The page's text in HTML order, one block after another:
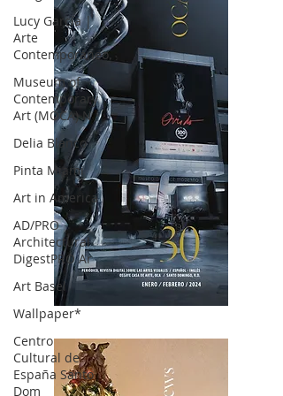
Lucy García |
Arte
Contemporáneo.
Museum of
Contemporary
Art (MOCA) N
Delia Blanco
Pinta Miami
Art in America
AD/PRO
Architectural
DigestPRO Ar
Art Basel
Wallpaper*
Centro
Cultural de
España Santo
Dom
OCA|News 30 /Enero-Febrero / 2024